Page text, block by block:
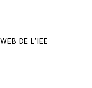
WEB DE L’IEE